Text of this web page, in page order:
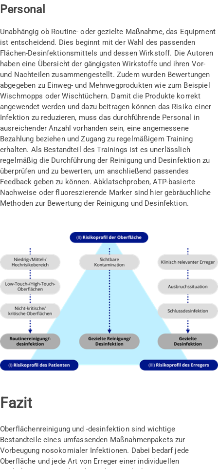
Personal
Unabhängig ob Routine- oder gezielte Maßnahme, das Equipment
ist entscheidend. Dies beginnt mit der Wahl des passenden
Flächen-Desinfektionsmittels und dessen Wirkstoff. Die Autoren
haben eine Übersicht der gängigsten Wirkstoffe und ihren Vor-
und Nachteilen zusammengestellt. Zudem wurden Bewertungen
abgegeben zu Einweg- und Mehrwegprodukten wie zum Beispiel
Wischmopps oder Wischtüchern. Damit die Produkte korrekt
angewendet werden und dazu beitragen können das Risiko einer
Infektion zu reduzieren, muss das durchführende Personal in
ausreichender Anzahl vorhanden sein, eine angemessene
Bezahlung beziehen und Zugang zu regelmäßigem Training
erhalten. Als Bestandteil des Trainings ist es unerlässlich
regelmäßig die Durchführung der Reinigung und Desinfektion zu
überprüfen und zu bewerten, um anschließend passendes
Feedback geben zu können. Abklatschproben, ATP-basierte
Nachweise oder fluoreszierende Marker sind hier gebräuchliche
Methoden zur Bewertung der Reinigung und Desinfektion.
Fazit
Oberflächenreinigung und -desinfektion sind wichtige
Bestandteile eines umfassenden Maßnahmenpakets zur
Vorbeugung nosokomialer Infektionen. Dabei bedarf jede
Oberfläche und jede Art von Erreger einer individuellen